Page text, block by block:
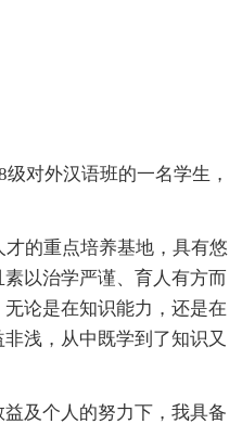
对外汉语班的一名学生，
的重点培养基地，具有悠
以治学严谨、育人有方而
论是在知识能力，还是在
浅，从中既学到了知识又
及个人的努力下，我具备